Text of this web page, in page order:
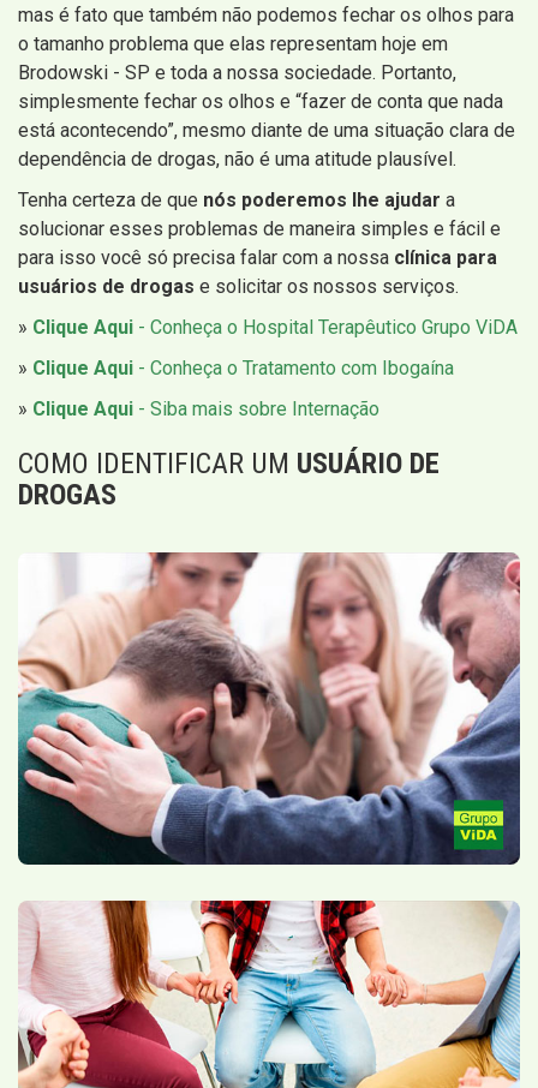
mas é fato que também não podemos fechar os olhos para
o tamanho problema que elas representam hoje em
Brodowski - SP e toda a nossa sociedade. Portanto,
simplesmente fechar os olhos e “fazer de conta que nada
está acontecendo”, mesmo diante de uma situação clara de
dependência de drogas, não é uma atitude plausível.
Tenha certeza de que nós poderemos lhe ajudar a
solucionar esses problemas de maneira simples e fácil e
para isso você só precisa falar com a nossa clínica para
usuários de drogas e solicitar os nossos serviços.
» Clique Aqui - Conheça o Hospital Terapêutico Grupo ViDA
» Clique Aqui - Conheça o Tratamento com Ibogaína
» Clique Aqui - Siba mais sobre Internação
COMO IDENTIFICAR UM USUÁRIO DE
DROGAS